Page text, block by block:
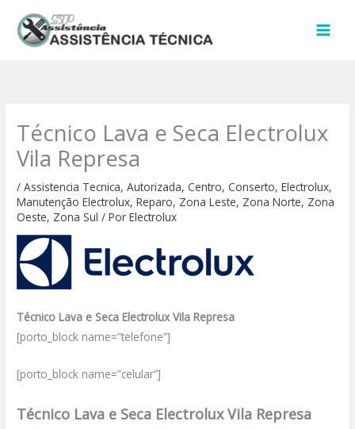
para
Técnico Lava e Seca Electrolux
Vila Represa
/Assistencia Tecnica,Autorizada,Centro,Conserto,Electrolux,
Manutenção Electrolux,Reparo, Zona Leste, Zona Norte, Zona
Oeste, Zona Sul / PorElectrolux
Técnico Lava e Seca Electrolux Vila Represa
[porto_block name=”telefone”]
[porto_block name=”celular”]
Técnico Lava e Seca Electrolux Vila Represa